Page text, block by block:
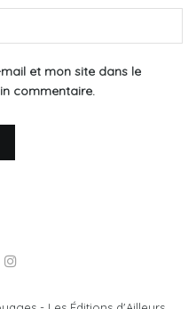
et mon site dans le
commentaire.